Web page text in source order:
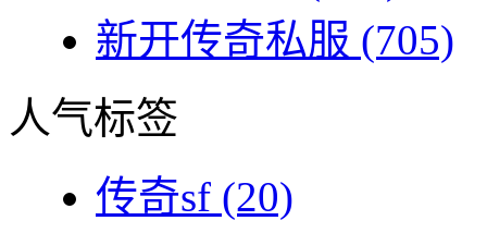
新开传奇私服 (705)
人气标签
传奇sf (20)